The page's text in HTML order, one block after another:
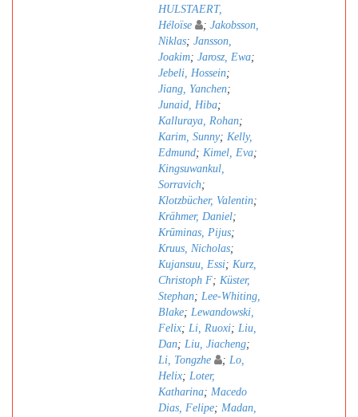
HULSTAERT,
Héloïse
; Jakobsson,
Niklas; Jansson,
Joakim; Jarosz, Ewa;
Jebeli, Hossein;
Jiang, Yanchen;
Junaid, Hiba;
Kalluraya, Rohan;
Karim, Sunny; Kelly,
Edmund; Kimel, Eva;
Kingsuwankul,
Sorravich;
Klotzbücher, Valentin;
Krähmer, Daniel;
Krūminas, Pijus;
Kruus, Nicholas;
Kujansuu, Essi; Kurz,
Christoph F; Küster,
Stephan; Lee-Whiting,
Blake; Lewandowski,
Felix; Li, Ruoxi; Liu,
Dan; Liu, Jiacheng;
Li, Tongzhe
; Lo,
Helix; Loter,
Katharina; Macedo
Dias, Felipe; Madan,